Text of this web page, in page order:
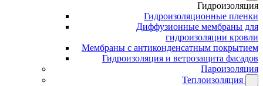
Гидроизоляция
Гидроизоляционные пленки
Диффузионные мембраны для
гидроизоляции кровли
Мембраны с антиконденсатным покрытием
Гидроизоляция и ветрозащита фасадов
Пароизоляция
Теплоизоляция